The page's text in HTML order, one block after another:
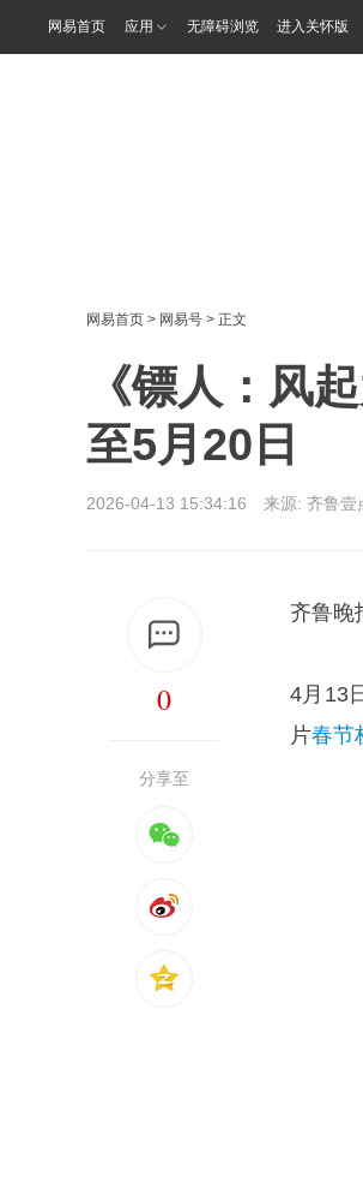
网易首页 应用 无障碍浏览 进入关怀版
网易首页 > 网易号 > 正文
《镖人：风
至5月20日
2026-04-13 15:34:16 来源: 齐鲁壹
0
分享至
齐鲁晚
4月13
片春节